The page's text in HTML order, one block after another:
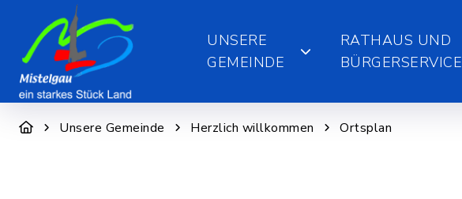
UNSERE
GEMEINDE
RATHAUS UND
BÜRGERSERVICE
Unsere Gemeinde Herzlich willkommen Ortsplan